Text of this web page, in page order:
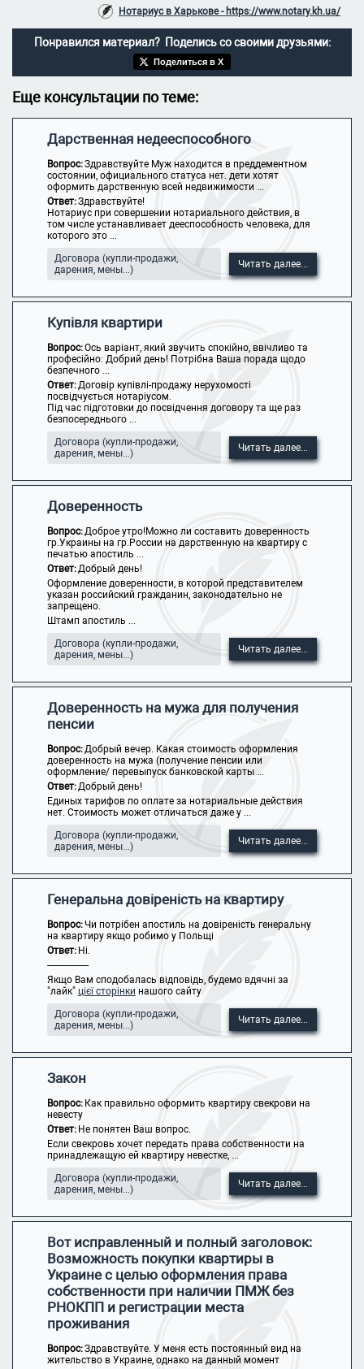
Нотариус в Харькове - https://www.notary.kh.ua/
Понравился материал? Поделись со своими друзьями:
Поделиться в X
Еще консультации по теме:
Дарственная недееспособного
Вопрос:Здравствуйте Муж находится в преддементном
состоянии, официального статуса нет. дети хотят
оформить дарственную всей недвижимости ...
Ответ:Здравствуйте!
Нотариус при совершении нотариального действия, в
том числе устанавливает дееспособность человека, для
которого это ...
Договора (купли-продажи,
дарения, мены...)
Читать далее...
Купівля квартири
Вопрос:Ось варіант, який звучить спокійно, ввічливо та
професійно: Добрий день! Потрібна Ваша порада щодо
безпечного ...
Ответ:Договір купівлі-продажу нерухомості
посвідчується нотаріусом.
Під час підготовки до посвідчення договору та ще раз
безпосереднього ...
Договора (купли-продажи,
дарения, мены...)
Читать далее...
Доверенность
Вопрос:Доброе утро!Можно ли составить доверенность
гр.Украины на гр.России на дарственную на квартиру с
печатью апостиль ...
Ответ:Добрый день!
Оформление доверенности, в которой представителем
указан российский гражданин, законодательно не
запрещено.
Штамп апостиль ...
Договора (купли-продажи,
дарения, мены...)
Читать далее...
Доверенность на мужа для получения
пенсии
Вопрос:Добрый вечер. Какая стоимость оформления
доверенность на мужа (получение пенсии или
оформление/ перевыпуск банковской карты ...
Ответ:Добрый день!
Единых тарифов по оплате за нотариальные действия
нет. Стоимость может отличаться даже у ...
Договора (купли-продажи,
дарения, мены...)
Читать далее...
Генеральна довіреність на квартиру
Вопрос:Чи потрібен апостиль на довіреність генеральну
на квартиру якщо робимо у Польщі
Ответ: Ні.
-----------------
Якщо Вам сподобалась відповідь, будемо вдячні за
"лайк" цієї сторінки нашого сайту
Договора (купли-продажи,
дарения, мены...)
Читать далее...
Закон
Вопрос: Как правильно оформить квартиру свекрови на
невесту
Ответ: Не понятен Ваш вопрос.
Если свекровь хочет передать права собственности на
принадлежащую ей квартиру невестке, ...
Договора (купли-продажи,
дарения, мены...)
Читать далее...
Вот исправленный и полный заголовок:
Возможность покупки квартиры в
Украине с целью оформления права
собственности при наличии ПМЖ без
РНОКПП и регистрации места
проживания
Вопрос:Здравствуйте. У меня есть постоянный вид на
жительство в Украине, однако на данный момент